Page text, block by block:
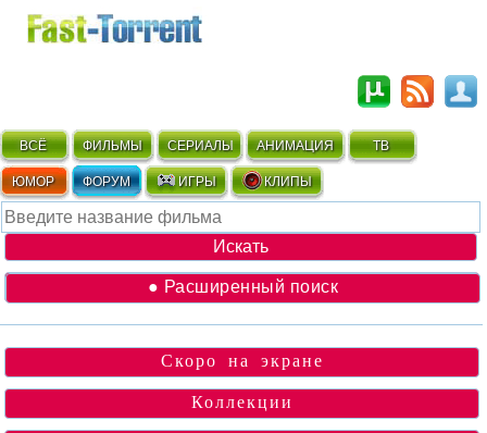
ВСЁ ФИЛЬМЫ СЕРИАЛЫ АНИМАЦИЯ ТВ
ЮМОР ФОРУМ ИГРЫ КЛИПЫ
● Расширенный поиск
Скоро на экране
Коллекции